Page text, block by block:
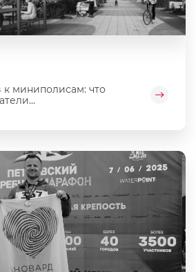
миниполисам: что